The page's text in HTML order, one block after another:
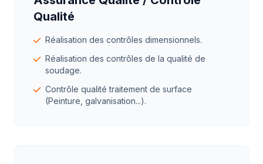
Qualité
Réalisation des contrôles dimensionnels.
Réalisation des contrôles de la qualité de
soudage.
Contrôle qualité traitement de surface
(Peinture, galvanisation...).